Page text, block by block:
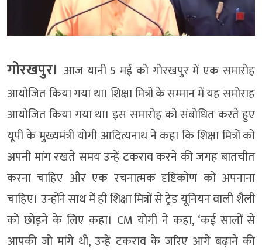
गोरखपुर। आज यानी 5 मई को गोरखपुर में एक समारोह
आयोजित किया गया था। शिक्षा मित्रों के सम्मान में यह समोराह
आयोजित किया गया था। इस समारोह को संबोधित करते हुए
यूपी के मुख्यमंत्री योगी आदित्यनाथ ने कहा कि शिक्षा मित्रों को
अपनी मांग रखते समय उन्हें टकराव करने की जगह बातचीत
करना चाहिए और एक रचनात्मक दृष्टिकोण को अपनाना
चाहिए। उन्होंने साथ में ही शिक्षा मित्रों से ट्रेड यूनियन वाली शैली
को छोड़ने के लिए कहा। CM योगी ने कहा, ‘कई सालों से
आपकी जो मांगे थी, उन्हें टकराव के जरिए आगे बढ़ाने की